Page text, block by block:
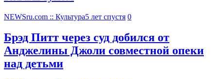
NEWSru.com :: Культура5 лет спустя 0
Брэд Питт через суд добился от
Анджелины Джоли совместной опеки
над детьми